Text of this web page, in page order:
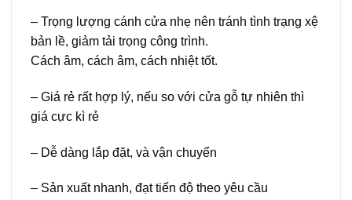
– Trọng lượng cánh cửa nhẹ nên tránh tình trạng xệ
bản lề, giảm tải trọng công trình.
Cách âm, cách âm, cách nhiệt tốt.
– Giá rẻ rất hợp lý, nếu so với cửa gỗ tự nhiên thì
giá cực kì rẻ
– Dễ dàng lắp đặt, và vận chuyển
– Sản xuất nhanh, đạt tiến độ theo yêu cầu